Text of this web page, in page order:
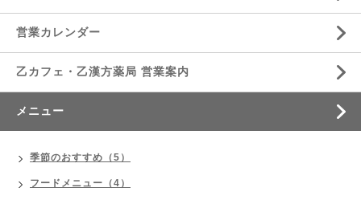
営業カレンダー
乙カフェ・乙漢方薬局 営業案内
メニュー
季節のおすすめ（5）
フードメニュー（4）